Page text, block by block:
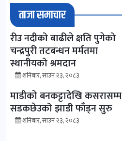
ताजा समाचार
रीउ नदीको बाढीले क्षति पुगेको
चन्द्रपुरी तटबन्धन मर्मतमा
स्थानीयको श्रमदान
शनिबार, साउन २३, २०८३
माडीको बनकट्टादेखि कसरासम्म
सडकछेउको झाडी फाँड्न सुरु
शनिबार, साउन २३, २०८३